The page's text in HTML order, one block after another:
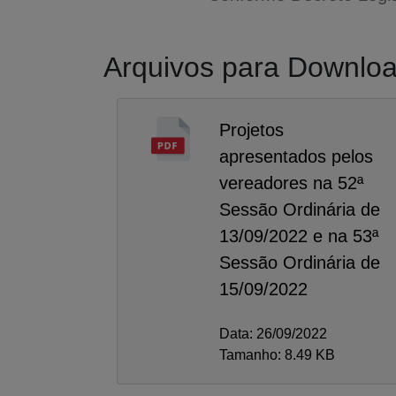
Arquivos para
Projetos
apresentados pelos
vereadores na 52ª
Sessão Ordinária de
13/09/2022 e na 53ª
Sessão Ordinária de
15/09/2022
Data: 26/09/2022
Tamanho: 8.49 KB